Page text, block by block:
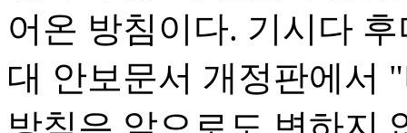
어온 방침이다. 기시다
대 안보문서 개정판에서